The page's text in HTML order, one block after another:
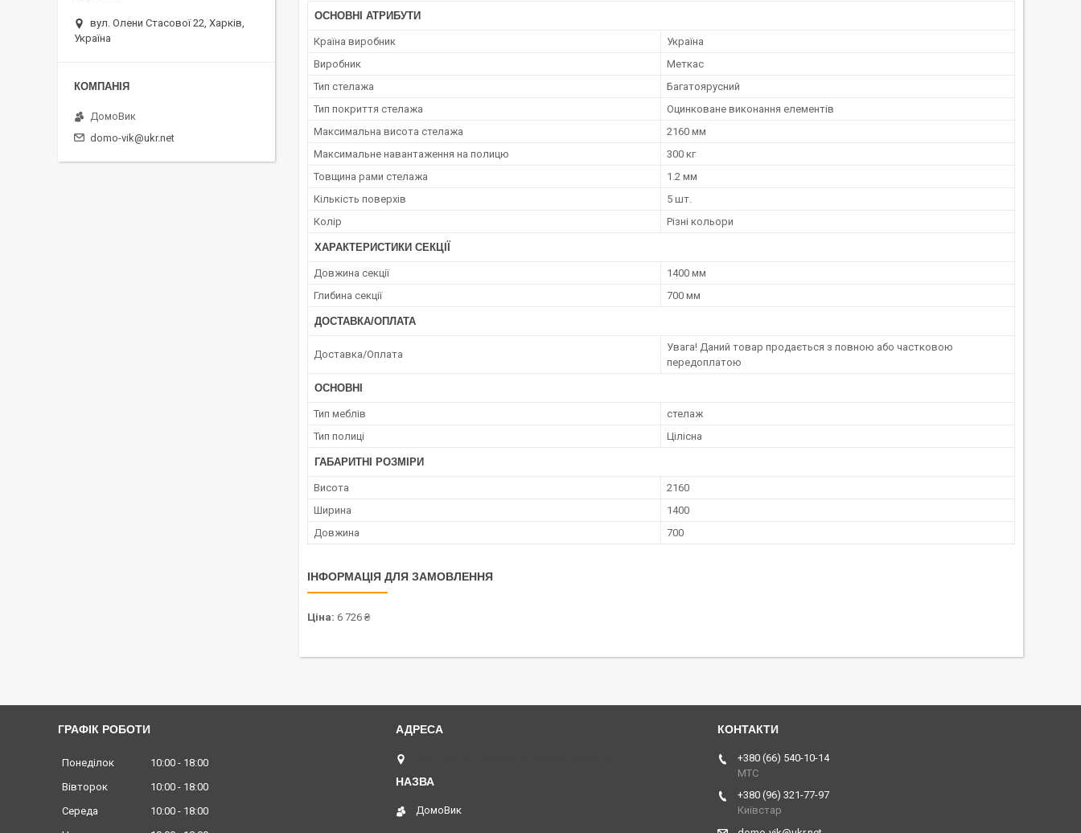
ОСНОВНІ АТРИБУТИ
Країна виробник
Україна
Виробник
Меткас
Тип стелажа
Багатоярусний
Тип покриття стелажа
Оцинковане виконання елементів
Максимальна висота стелажа
2160 мм
Максимальне навантаження на полицю
300 кг
Товщина рами стелажа
1.2 мм
Кількість поверхів
5 шт.
Колір
Різні кольори
ХАРАКТЕРИСТИКИ СЕКЦІЇ
Довжина секції
1400 мм
Глибина секції
700 мм
ДОСТАВКА/ОПЛАТА
Доставка/Оплата
Увага! Даний товар продається з повною або частковою
передоплатою
ОСНОВНІ
Тип меблів
стелаж
Тип полиці
Цілісна
ГАБАРИТНІ РОЗМІРИ
Висота
2160
Ширина
1400
Довжина
700
ІНФОРМАЦІЯ ДЛЯ ЗАМОВЛЕННЯ
Ціна: 6 726 ₴
вул. Олени Стасової 22, Харків,
Україна
ДомоВик
domo-vik@ukr.net
ГРАФІК РОБОТИ
Понеділок 10:00
18:00
Вівторок
10:00
18:00
Середа
10:00
18:00
ДомоВик
+380 (66) 540-10-14
МТС
+380 (96) 321-77-97
Київстар